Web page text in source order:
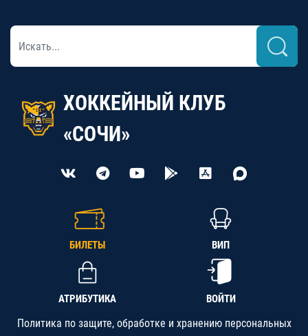
ХОККЕЙНЫЙ КЛУБ
«СОЧИ»
БИЛЕТЫ ВИП
АТРИБУТИКА ВОЙТИ
Политика по защите, обработке и хранению персональных